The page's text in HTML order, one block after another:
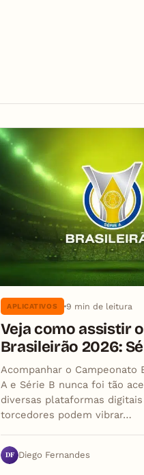
APLICATIVOS 9 min de leitura
Veja como assistir o
Brasileirão 2026:
Acompanhar o Campeonato
A e Série B nunca foi tão
diversas plataformas
torcedores podem vibrar…
DF Diego Fernandes